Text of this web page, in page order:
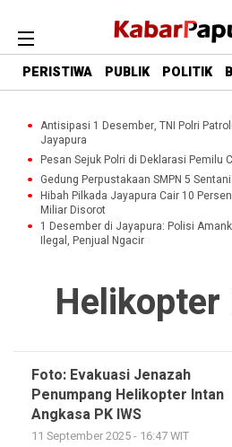
PERISTIWA PUBLIK POLITIK
Antisipasi 1 Desember, TNI Polri
Jayapura
Pesan Sejuk Polri di Deklarasi Pemilu
Gedung Perpustakaan SMPN 5
Hibah Pilkada Jayapura Cair 10
Miliar Disorot
1 Desember di Jayapura: Polisi
Ilegal, Penjual Ngacir
Helikopter
Foto: Evakuasi Jenazah
Penumpang Helikopter Intan
Angkasa PK IWS
11 September 2025 - 16:47 WIT